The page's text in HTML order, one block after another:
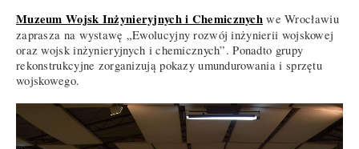
Muzeum Wojsk Inżynieryjnych i Chemicznych we Wrocławiu
zaprasza na wystawę „Ewolucyjny rozwój inżynierii wojskowej
oraz wojsk inżynieryjnych i chemicznych”. Ponadto grupy
rekonstrukcyjne zorganizują pokazy umundurowania i sprzętu
wojskowego.